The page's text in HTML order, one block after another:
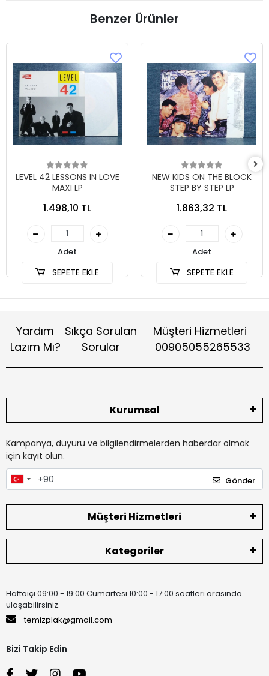
Benzer Ürünler
LEVEL 42 LESSONS IN LOVE
MAXI LP
1.498,10 TL
Adet
SEPETE EKLE
NEW KIDS ON THE BLOCK
STEP BY STEP LP
1.863,32 TL
Adet
SEPETE EKLE
Yardım
Lazım Mı?
Sıkça Sorulan
Sorular
Müşteri Hizmetleri
00905055265533
Kurumsal
Kampanya, duyuru ve bilgilendirmelerden haberdar olmak
için kayıt olun.
Gönder
Müşteri Hizmetleri
Kategoriler
Haftaiçi 09:00 - 19:00 Cumartesi 10:00 - 17:00 saatleri arasında
ulaşabilirsiniz.
temizplak@gmail.com
Bizi Takip Edin